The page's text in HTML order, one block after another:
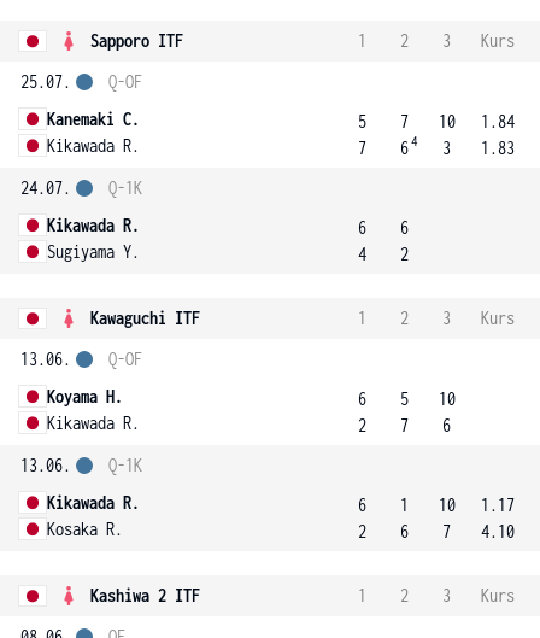
Sapporo ITF 1 2 3
Kurs
25.07.
Kanemaki C.
Kikawada R.
Q-OF
5
7
7
64
10
3
1.84
1.83
24.07.
Kikawada R.
Sugiyama Y.
Q-1K
6
4
6
2
Kawaguchi ITF 1 2 3
Kurs
13.06.
Koyama H.
Kikawada R.
Q-OF
6
2
5
7
10
6
13.06.
Kikawada R.
Kosaka R.
Q-1K
6
2
1
6
10
7
1.17
4.10
Kashiwa 2 ITF 1 2 3
Kurs